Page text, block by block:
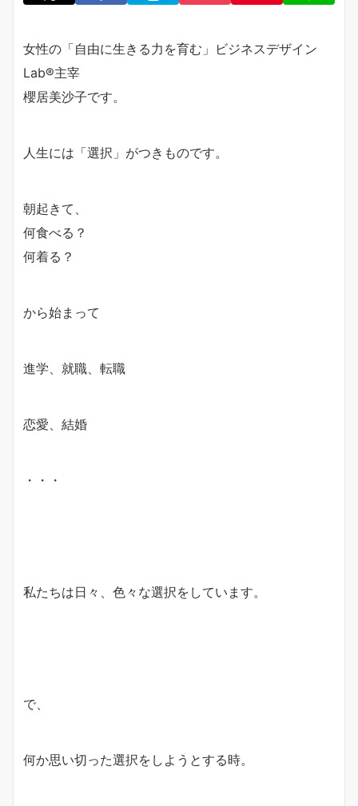
女性の「自由に生きる力を育む」ビジネスデザイン
Lab®主宰
櫻居美沙子です。
人生には「選択」がつきものです。
朝起きて、
何食べる？
何着る？
から始まって
進学、就職、転職
恋愛、結婚
・・・
私たちは日々、色々な選択をしています。
で、
何か思い切った選択をしようとする時。